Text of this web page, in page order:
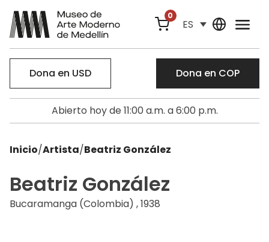
0
ES
Dona en USD Dona en COP
Abierto hoy de 11:00 a.m. a 6:00 p.m.
Inicio/Artista/Beatriz González
Beatriz González
Bucaramanga (Colombia) , 1938